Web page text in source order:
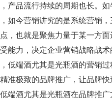
产品流行持续的周期也长。如
今营销讲究的是系统营销，
，也就是聚焦力量于某一方
能力，决定企业营销战略战术
端酒尤其是光瓶酒的营销过
极致的品牌推广，让品牌快速
酒尤其是光瓶酒在品牌推广